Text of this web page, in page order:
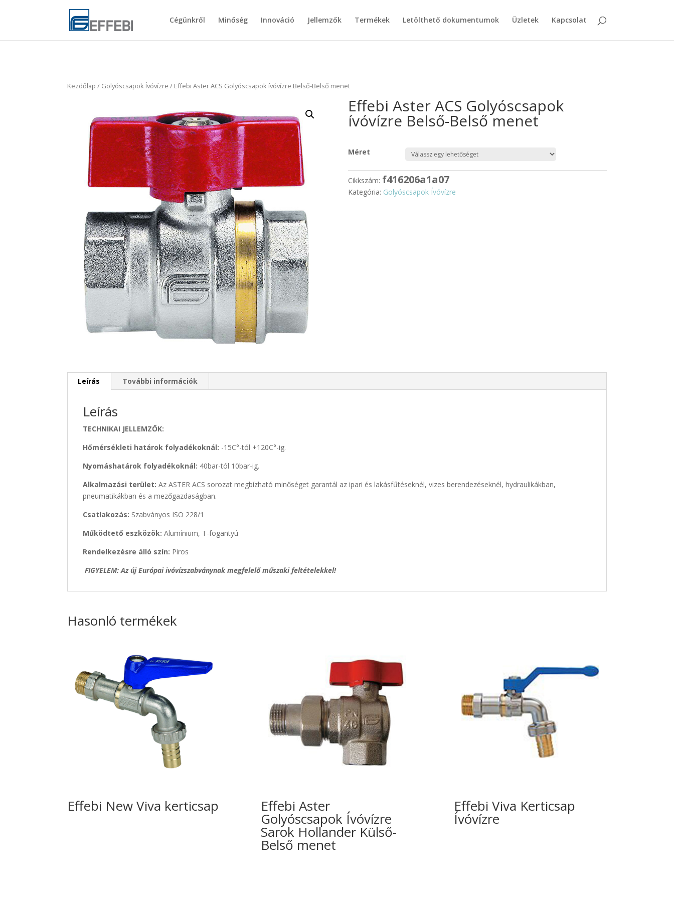
Cégünkről Minőség Innováció Jellemzők Termékek Letölthető dokumentumok Üzletek Kapcsolat
Kezdőlap / Golyóscsapok Ívóvízre / Effebi Aster ACS Golyóscsapok ívóvízre Belső-Belső menet
Effebi Aster ACS Golyóscsapok
ívóvízre Belső-Belső menet
Méret
Cikkszám: f416206a1a07
Kategória: Golyóscsapok Ívóvízre
Leírás További információk
Leírás
TECHNIKAI JELLEMZŐK:
Hőmérsékleti határok folyadékoknál: -15C°-tól +120C°-ig.
Nyomáshatárok folyadékoknál: 40bar-tól 10bar-ig.
Alkalmazási terület:Az ASTER ACS sorozat megbízható minőséget garantál az ipari és lakásfűtéseknél, vizes berendezéseknél, hydraulikákban,
pneumatikákban és a mezőgazdaságban.
Csatlakozás: Szabványos ISO 228/1
Működtető eszközök: Alumínium, T-fogantyú
Rendelkezésre álló szín: Piros
FIGYELEM: Az új Európai ivóvízszabványnak megfelelő műszaki feltételekkel!
Hasonló termékek
Effebi New Viva kerticsap Effebi Aster
Golyóscsapok Ívóvízre
Sarok Hollander Külső-
Belső menet
Effebi Viva Kerticsap
Ívóvízre